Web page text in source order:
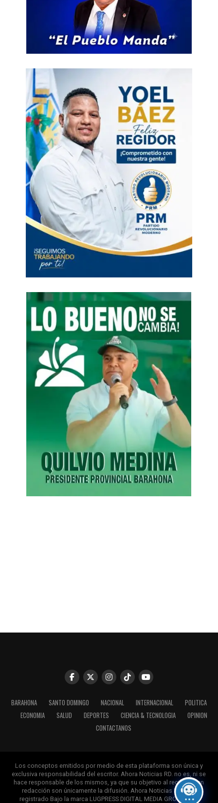
BARAHONA SANTO DOMINGO NACIONAL INTERNACIONAL
POLITICA
ECONOMIA
SALUD DEPORTES CIENCIA & TECNOLOGIA
OPINION
CONTACTANOS
Los conceptos emitidos por medio de esta plataforma son única y
exclusiva responsabilidad del escritor. Ahora Noticias RD. no es, ni se
hace responsable de los mismos, ya que su objetivo al recibirlos en
redacción son únicamente la difusión. Ahora Noticias RD, esta
registrado Bajo la marca LUGPRESS DIGITAL MEDIA GROUP. Reg.